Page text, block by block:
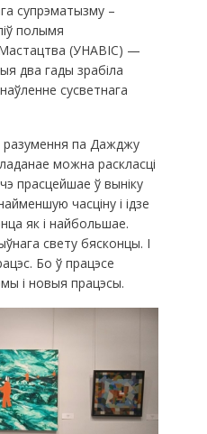
супрэматызму –
полымя
Мастацтва (УНАВІС) —
два гады зрабіла
сусветнага
разумення па Дажджу
можна раскласці
прасцейшае ў выніку
часціну і ідзе
як і найбольшае.
свету бясконцы. І
Бо ў працэсе
і новыя працэсы.